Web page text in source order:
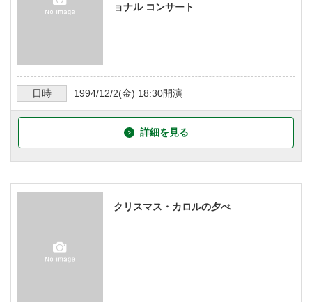
ョナル コンサート
日時 1994/12/2(金) 18:30開演
詳細を見る
クリスマス・カロルの夕べ